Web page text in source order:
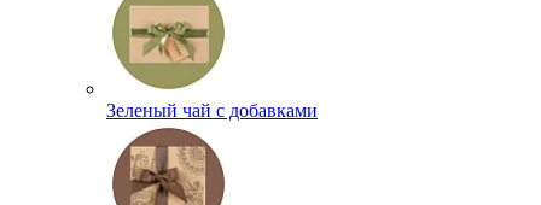
Зеленый чай с добавками